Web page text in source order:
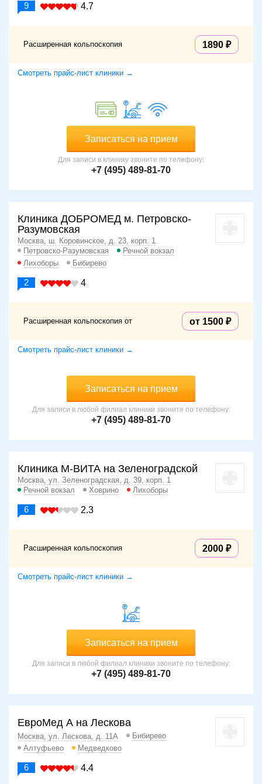
9 4.7
Расширенная кольпоскопия 1890
Смотреть прайс-лист клиники →
Записаться на прием
Для записи в клинику звоните по телефону:
+7 (495) 489-81-70
Клиника ДОБРОМЕД м. Петровско-
Разумовская
Москва, ш. Коровинское, д. 23, корп. 1
Петровско-Разумовская
Речной вокзал
Лихоборы
Бибирево
2 4
Расширенная кольпоскопия от от 1500
Смотреть прайс-лист клиники →
Записаться на прием
Для записи в любой филиал клиники звоните по телефону:
+7 (495) 489-81-70
Клиника М-ВИТА на Зеленоградской
Москва, ул. Зеленоградская, д. 39, корп. 1
Речной вокзал
Ховрино Лихоборы
6 2.3
Расширенная кольпоскопия 2000
Смотреть прайс-лист клиники →
Записаться на прием
Для записи в любой филиал клиники звоните по телефону:
+7 (495) 489-81-70
ЕвроМед А на Лескова
Москва, ул. Лескова, д. 11А
Бибирево
Алтуфьево
Медведково
6 4.4